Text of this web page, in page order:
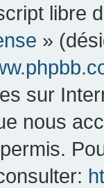
libre
»
sur
nous